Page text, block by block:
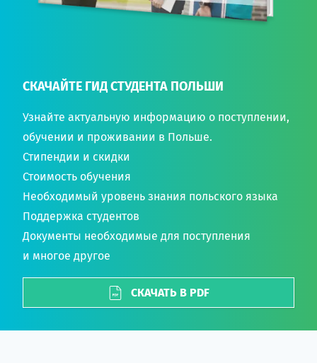
СКАЧАЙТЕ ГИД СТУДЕНТА ПОЛЬШИ
Узнайте актуальную информацию о поступлении,
обучении и проживании в Польше.
Стипендии и скидки
Стоимость обучения
Необходимый уровень знания польского языка
Поддержка студентов
Документы необходимые для поступления
и многое другое
СКАЧАТЬ В PDF